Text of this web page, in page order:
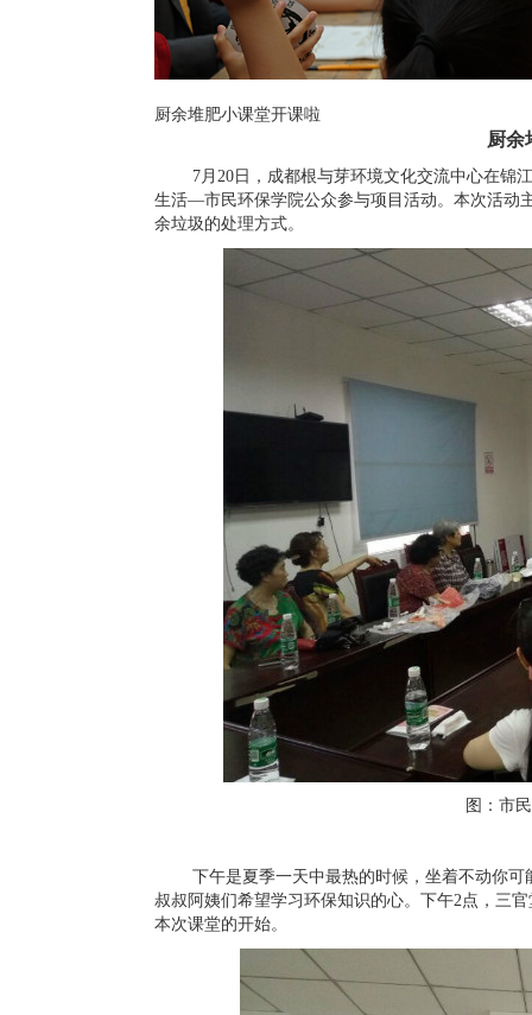
厨余堆肥小课堂开课啦
厨余
7月 20 日，成都根与芽环境文化交流中心在锦
生活—市民环保学院公众参与项目活动。本次活动
余垃圾的处理方式。
图：市
下午是夏季一天中最热的时候，坐着不动你
叔叔阿姨们希望学习环保知识的心。下午2点，三
本次课堂的开始。